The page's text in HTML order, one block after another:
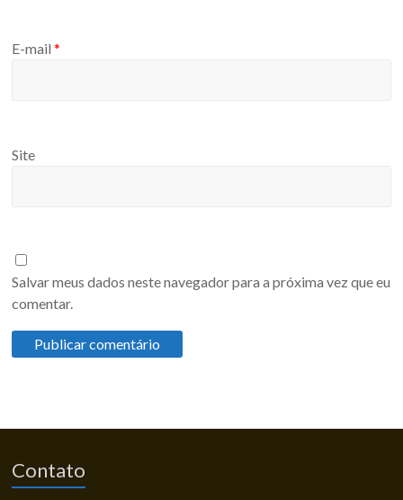
E-mail*
Site
Salvar meus dados neste navegador para a próxima vez que eu
comentar.
Contato